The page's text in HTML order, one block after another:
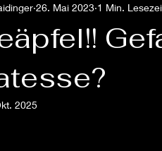
26. Mai 2023 1 Min.
2025